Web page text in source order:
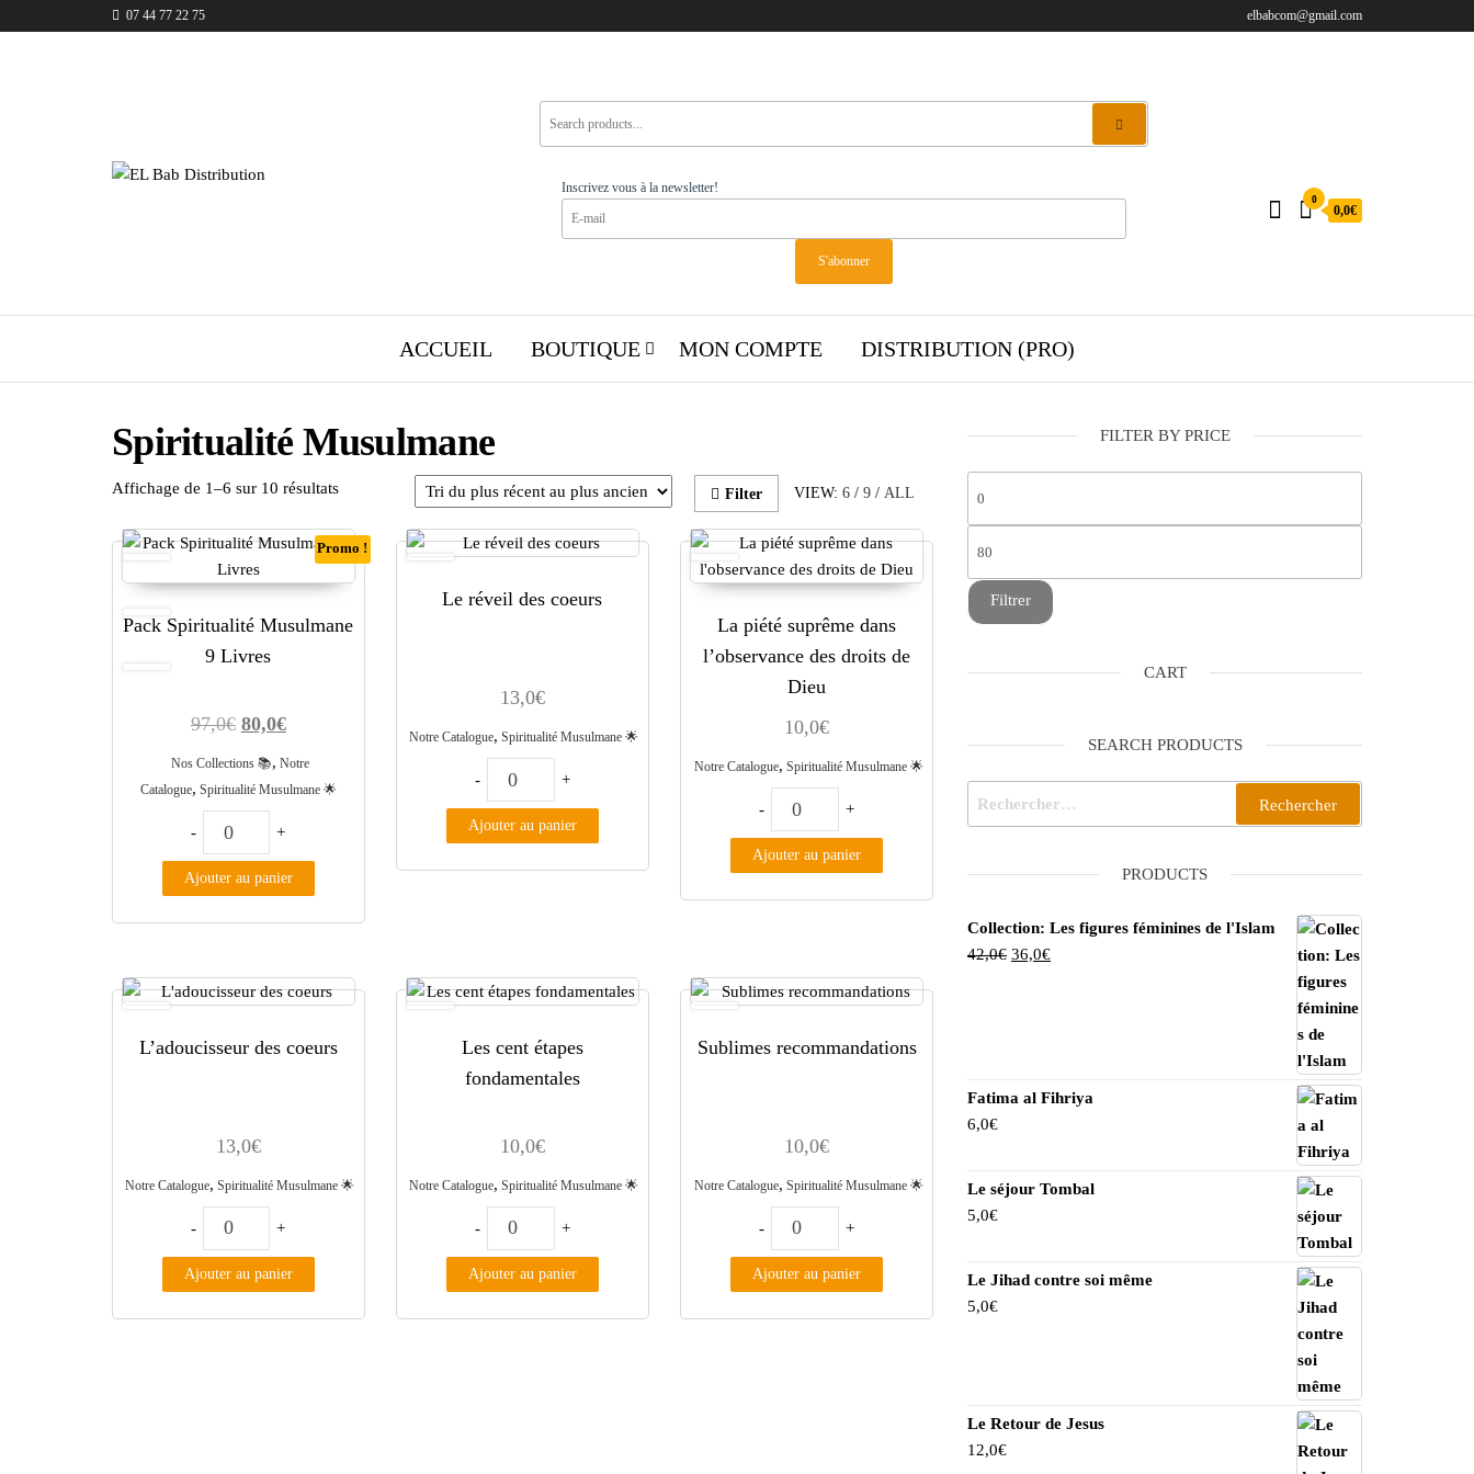
07 44 77 22 75 elbabcom@gmail.com
Inscrivez vous à la newsletter!
0
0,0€
ACCUEIL BOUTIQUE MON COMPTE DISTRIBUTION (PRO)
Spiritualité Musulmane
VIEW: 6 / 9 / ALL
Filter
Affichage de 1–6 sur 10 résultatsTrié du plus récent au plus ancien
Promo !
Pack Spiritualité Musulmane
9 Livres
97,0€ Le prix initial était : 97,0€.
80,0€Le prix actuel est : 80,0€.
Nos Collections 📚, Notre
Catalogue, Spiritualité Musulmane 🌟
-
quantité de Pack Spiritualité Musulmane 9 Livres
+
Ajouter au panier
Le réveil des coeurs
13,0€
Notre Catalogue, Spiritualité Musulmane 🌟
-
quantité de Le réveil des coeurs
+
Ajouter au panier
La piété suprême dans
l’observance des droits de
Dieu
10,0€
Notre Catalogue, Spiritualité Musulmane 🌟
-
quantité de La piété suprême dans l'observance des droits de Dieu
+
Ajouter au panier
L’adoucisseur des coeurs
13,0€
Notre Catalogue, Spiritualité Musulmane 🌟
- +
Ajouter au panier
Les cent étapes
fondamentales
10,0€
Notre Catalogue, Spiritualité Musulmane 🌟
-
quantité de Les cent étapes fondamentales
+
Ajouter au panier
Sublimes recommandations
10,0€
Notre Catalogue, Spiritualité Musulmane 🌟
-
quantité de Sublimes recommandations
+
Ajouter au panier
FILTER BY PRICE
Filtrer
CART
SEARCH PRODUCTS
PRODUCTS
Collection: Les figures féminines de l'Islam
42,0€ Le prix initial était : 42,0€.
36,0€Le prix actuel est : 36,0€.
Fatima al Fihriya
6,0€
Le séjour Tombal
5,0€
Le Jihad contre soi même
5,0€
Le Retour de Jesus
12,0€